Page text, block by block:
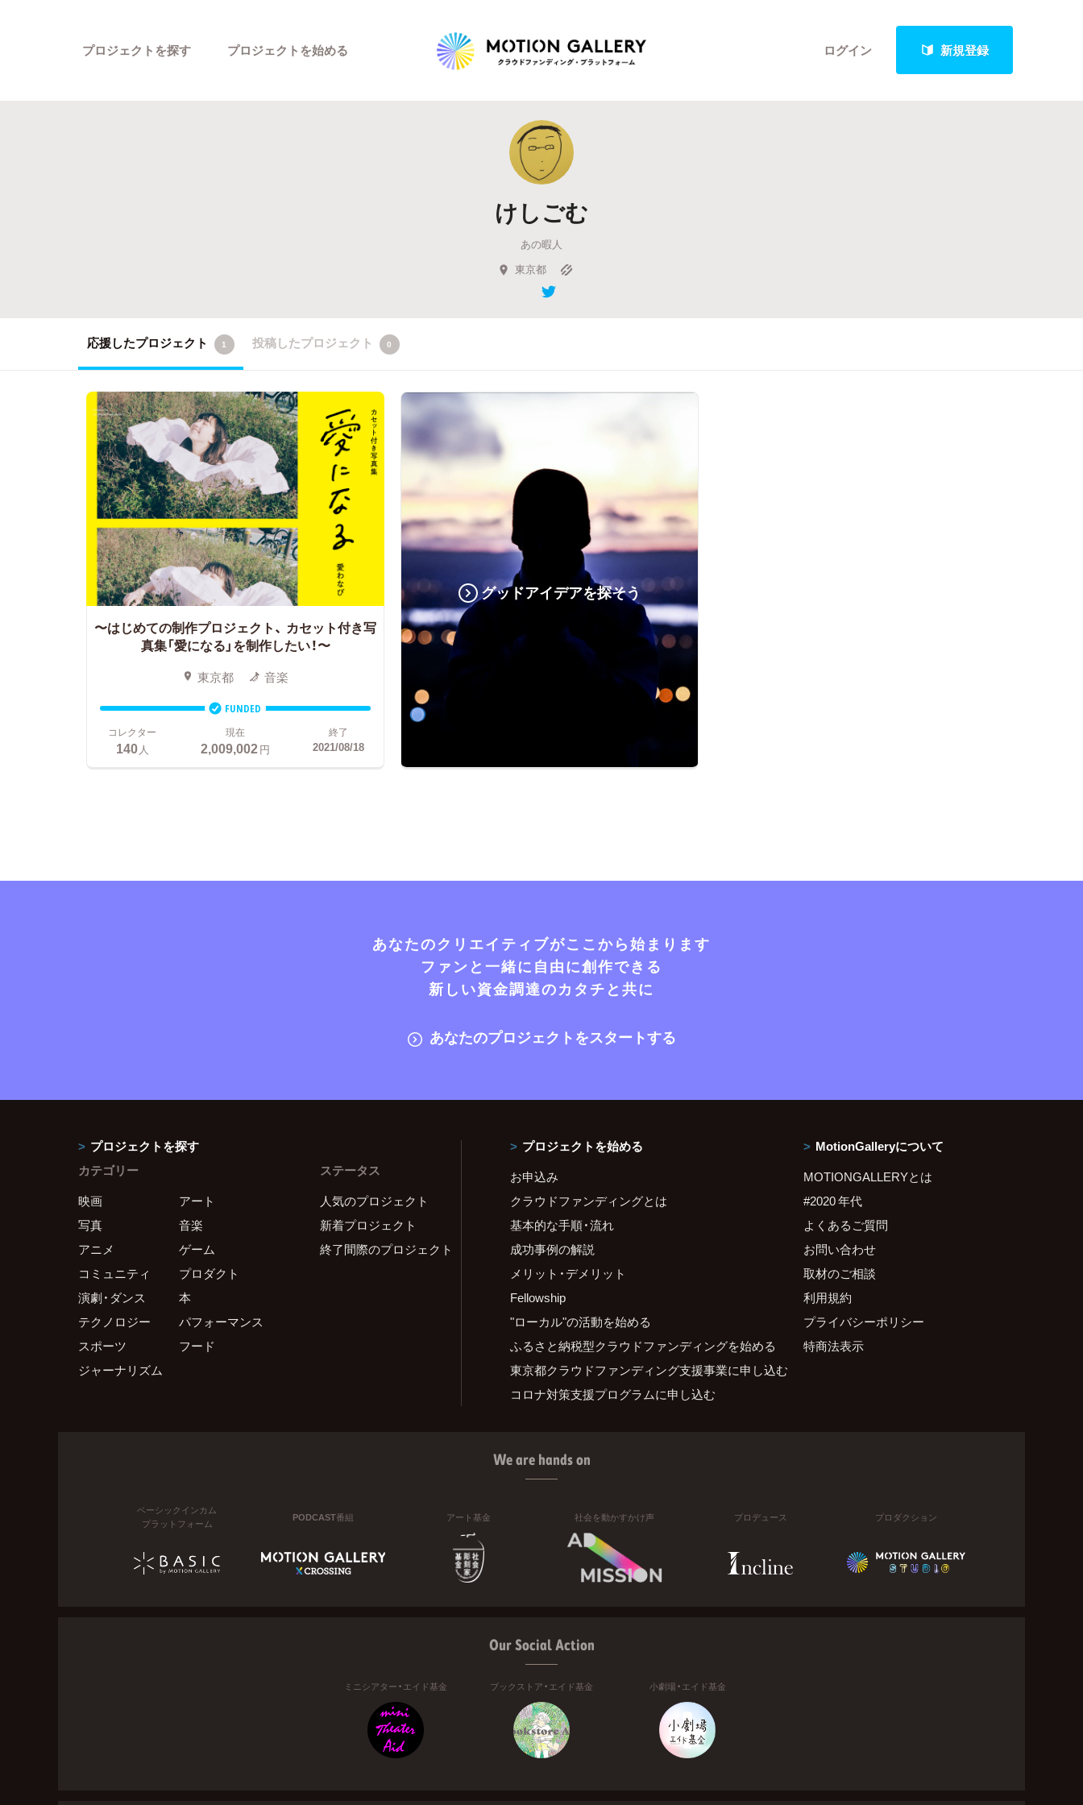
ログイン 新規登録
プロジェクトを探す
Highlight
新着プロジェクト
Feature
キュレーターから探す
Legendary
プロジェクトを始める
けしごむ
あの暇人
東京都
応援したプロジェクト 1 投稿したプロジェクト 0
〜はじめての制作プロジェクト、 カセット付き写
真集「愛になる」を制作したい！〜
東京都 音楽
FUNDED
コレクター
140人
現在
2,009,002円
終了
2021/08/18
グッドアイデアを探そう
あなたのクリエイティブがここから始まります
ファンと一緒に自由に創作できる
新しい資金調達のカタチと共に
あなたのプロジェクトをスタートする
プロジェクトを探す
カテゴリー
映画
アート
写真
音楽
アニメ
ゲーム
コミュニティ
プロダクト
演劇・ダンス
本
テクノロジー
パフォーマンス
スポーツ
フード
ジャーナリズム
ステータス
人気のプロジェクト
新着プロジェクト
終了間際のプロジェクト
プロジェクトを始める
お申込み
クラウドファンディングとは
基本的な手順・流れ
成功事例の解説
メリット・デメリット
Fellowship
"ローカル"の活動を始める
ふるさと納税型クラウドファンディングを始める
東京都クラウドファンディング支援事業に申し込む
コロナ対策支援プログラムに申し込む
MotionGalleryについて
MOTIONGALLERYとは
#2020 年代
よくあるご質問
お問い合わせ
取材のご相談
利用規約
プライバシーポリシー
特商法表示
We are hands on
ベーシックインカム
プラットフォーム
PODCAST番組 アート基金 社会を動かすかけ声 プロデュース プロダクション
Our Social Action
ミニシアター・エイド基金 ブックストア・エイド基金 小劇場・エイド基金